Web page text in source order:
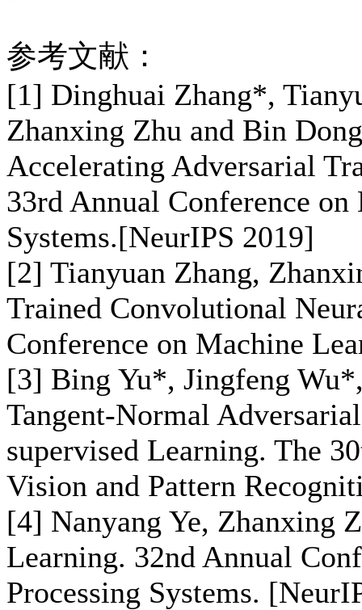
参考文献：
[1] Dinghuai Zhang*,
Zhanxing Zhu and Bin
Accelerating Adversarial
33rd Annual Conference
Systems.[NeurIPS 2019]
[2] Tianyuan Zhang,
Trained Convolutional
Conference on Machine
[3] Bing Yu*, Jingfeng
Tangent-Normal
supervised Learning. The
Vision and Pattern
[4] Nanyang Ye, Zhanxing
Learning. 32nd Annual
Processing Systems.